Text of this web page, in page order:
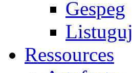
Gespeg
Listuguj
Ressources